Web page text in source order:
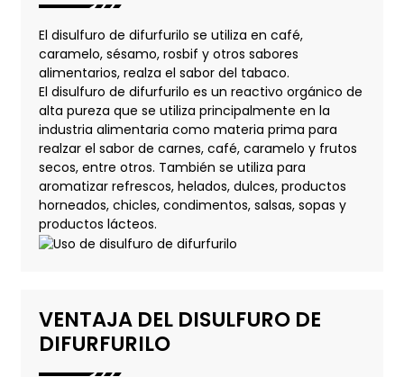
El disulfuro de difurfurilo se utiliza en café,
caramelo, sésamo, rosbif y otros sabores
alimentarios, realza el sabor del tabaco.
El disulfuro de difurfurilo es un reactivo orgánico de
alta pureza que se utiliza principalmente en la
industria alimentaria como materia prima para
realzar el sabor de carnes, café, caramelo y frutos
secos, entre otros. También se utiliza para
aromatizar refrescos, helados, dulces, productos
horneados, chicles, condimentos, salsas, sopas y
productos lácteos.
VENTAJA DEL DISULFURO DE
DIFURFURILO